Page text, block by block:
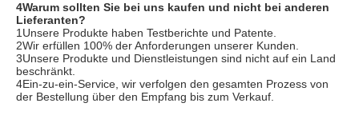
4Warum sollten Sie bei uns kaufen und nicht bei anderen
Lieferanten?
1Unsere Produkte haben Testberichte und Patente.
2Wir erfüllen 100% der Anforderungen unserer Kunden.
3Unsere Produkte und Dienstleistungen sind nicht auf ein Land
beschränkt.
4Ein-zu-ein-Service, wir verfolgen den gesamten Prozess von
der Bestellung über den Empfang bis zum Verkauf.